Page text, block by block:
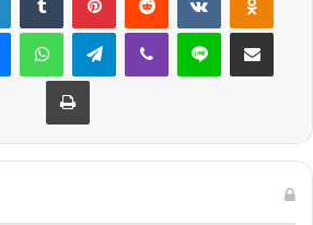
MessengerWhatsAppTelegramViber Line E-Posta ile
Yazdır